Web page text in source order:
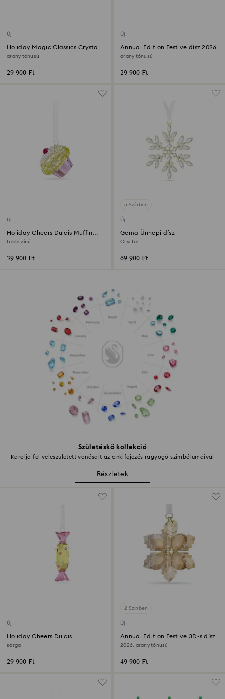
Születéskő kollekció
Karolja fel veleszületett vonásait az önkifejezés ragyogó szimbólumaival
Részletek
Új
Holiday Magic Classics Crystal
Mesh Gömbdísz
arany tónusú
29 900 Ft
Új
Annual Edition Festive dísz 2026
arany tónusú
29 900 Ft
Új
Holiday Cheers Dulcis Muffin
dísz
többszínű
39 900 Ft
5 Színben
Új
Gema Ünnepi dísz
Crystal
69 900 Ft
Új
Holiday Cheers Dulcis
Cukorkadísz
sárga
29 900 Ft
2 Színben
Új
Annual Edition Festive 3D-s dísz
2026, arany tónusú
49 900 Ft